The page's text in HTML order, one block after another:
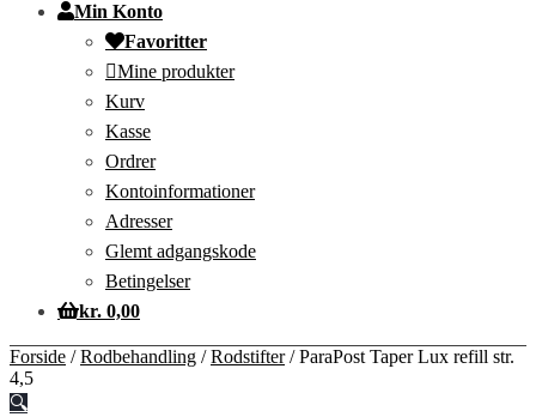
Min Konto
Favoritter
Mine produkter
Kurv
Kasse
Ordrer
Kontoinformationer
Adresser
Glemt adgangskode
Betingelser
kr. 0,00
Forside /Rodbehandling /Rodstifter/ParaPost Taper Lux refill str.
4,5
🔍